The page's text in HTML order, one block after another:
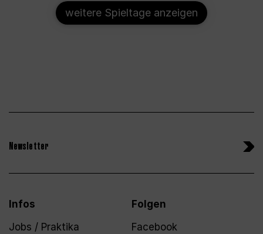
weitere Spieltage anzeigen
Newsletter
Infos
Jobs / Praktika
Folgen
Facebook